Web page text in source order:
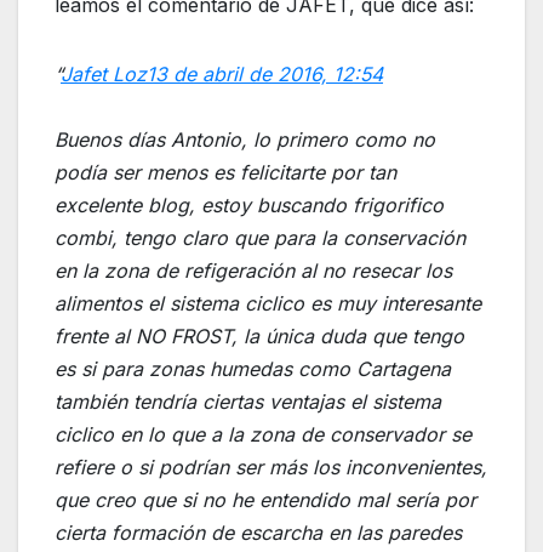
leamos el comentario de JAFET, que dice así:
“Jafet Loz13 de abril de 2016, 12:54
Buenos días Antonio, lo primero como no
podía ser menos es felicitarte por tan
excelente blog, estoy buscando frigorifico
combi, tengo claro que para la conservación
en la zona de refigeración al no resecar los
alimentos el sistema ciclico es muy interesante
frente al NO FROST, la única duda que tengo
es si para zonas humedas como Cartagena
también tendría ciertas ventajas el sistema
ciclico en lo que a la zona de conservador se
refiere o si podrían ser más los inconvenientes,
que creo que si no he entendido mal sería por
cierta formación de escarcha en las paredes